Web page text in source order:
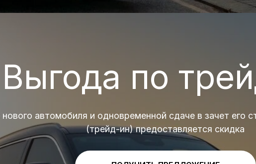
автомобиля и одновременной сдаче в зачет его стоимости